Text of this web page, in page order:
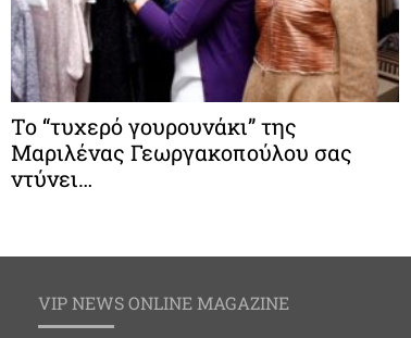
Το “τυχερό γουρουνάκι” της
Μαριλένας Γεωργακοπούλου σας
ντύνει…
VIP NEWS ONLINE MAGAZINE